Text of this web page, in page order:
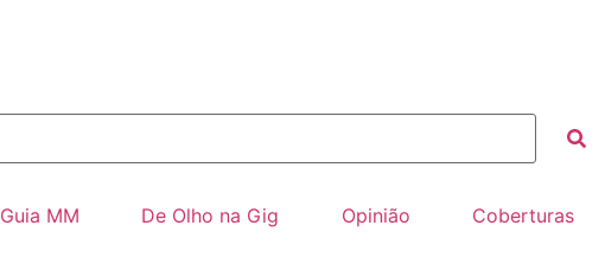
Guia MM De Olho na Gig Opinião Coberturas